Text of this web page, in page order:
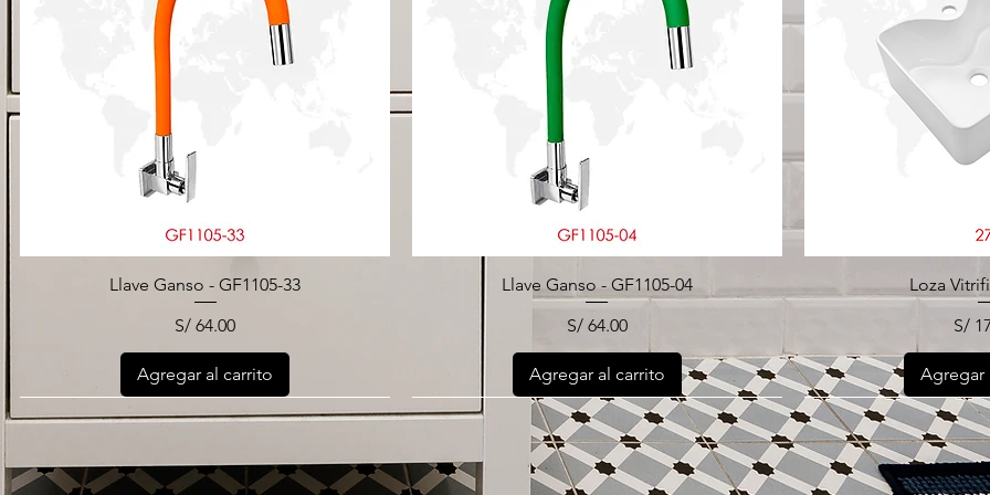
Llave Ganso - GF1105-33
Precio
S/ 64.00
Agregar al carrito
Llave Ganso - GF1105-04
Precio
S/ 64.00
Agregar al carrito
Loza
S/
Agregar